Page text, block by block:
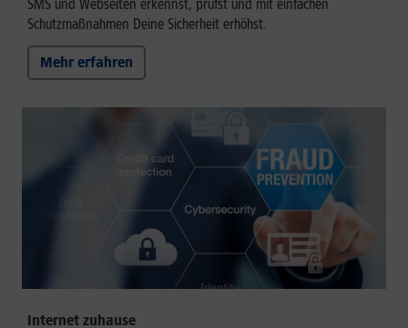
SMS und Webseiten erkennst, prüfst und mit einfachen
Schutzmaßnahmen Deine Sicherheit erhöhst.
Mehr erfahren
Internet zuhause